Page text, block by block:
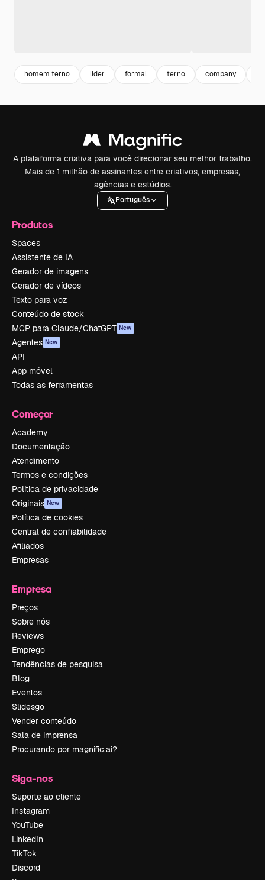
homem terno lider formal terno company
A plataforma criativa para você direcionar seu melhor trabalho.
Mais de 1 milhão de assinantes entre criativos, empresas,
agências e estúdios.
Português
Produtos
Spaces
Assistente de IA
Gerador de imagens
Gerador de vídeos
Texto para voz
Conteúdo de stock
MCP para Claude/ChatGPT New
Agentes New
API
App móvel
Todas as ferramentas
Começar
Academy
Documentação
Atendimento
Termos e condições
Política de privacidade
Originais New
Política de cookies
Central de confiabilidade
Afiliados
Empresas
Empresa
Preços
Sobre nós
Reviews
Emprego
Tendências de pesquisa
Blog
Eventos
Slidesgo
Vender conteúdo
Sala de imprensa
Procurando por magnific.ai?
Siga-nos
Suporte ao cliente
Instagram
YouTube
LinkedIn
TikTok
Discord